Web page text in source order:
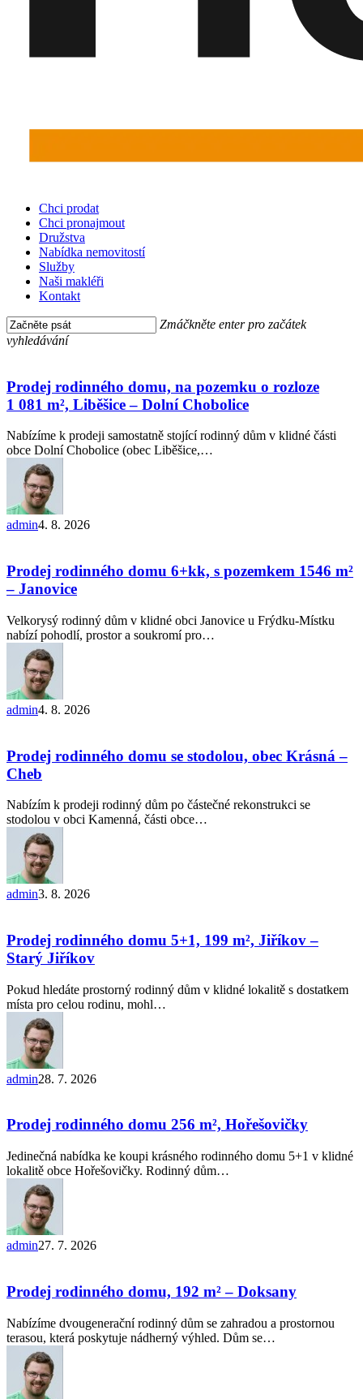
Menu
Chci prodat
Chci pronajmout
Družstva
Nabídka nemovitostí
Služby
Naši makléři
Kontakt
Zmáčkněte enter pro začátek
vyhledávání
domu,
na
pozemku
rozloze
1 081
Liběšice
Dolní
Chobolice
Prodej rodinného domu, na pozemku o rozloze
1 081 m², Liběšice – Dolní Chobolice
Nabízíme k prodeji samostatně stojící rodinný dům v klidné části
obce Dolní Chobolice (obec Liběšice,…
admin4. 8. 2026
domu
6+kk,
s pozemkem
–
Janovice
Prodej rodinného domu 6+kk, s pozemkem 1546 m²
– Janovice
Velkorysý rodinný dům v klidné obci Janovice u Frýdku-Místku
nabízí pohodlí, prostor a soukromí pro…
admin4. 8. 2026
domu
se
stodolou,
Krásná
–
Cheb
Prodej rodinného domu se stodolou, obec Krásná –
Cheb
Nabízím k prodeji rodinný dům po částečné rekonstrukci se
stodolou v obci Kamenná, části obce…
admin3. 8. 2026
domu
5+1,
199
Jiříkov
–
Starý
Jiříkov
Prodej rodinného domu 5+1, 199 m², Jiříkov –
Starý Jiříkov
Pokud hledáte prostorný rodinný dům v klidné lokalitě s dostatkem
místa pro celou rodinu, mohl…
admin28. 7. 2026
domu
m²,
Hořešovičky
Prodej rodinného domu 256 m², Hořešovičky
Jedinečná nabídka ke koupi krásného rodinného domu 5+1 v klidné
lokalitě obce Hořešovičky. Rodinný dům…
admin27. 7. 2026
domu,
192 m²
–
Doksany
Prodej rodinného domu, 192 m² – Doksany
Nabízíme dvougenerační rodinný dům se zahradou a prostornou
terasou, která poskytuje nádherný výhled. Dům se…